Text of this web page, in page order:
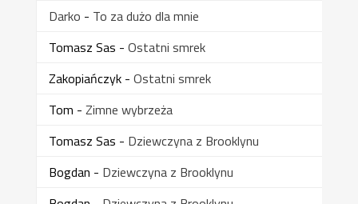
Darko - To za dużo dla mnie
Tomasz Sas - Ostatni smrek
Zakopiańczyk- Ostatni smrek
Tom - Zimne wybrzeża
Tomasz Sas - Dziewczyna z Brooklynu
Bogdan - Dziewczyna z Brooklynu